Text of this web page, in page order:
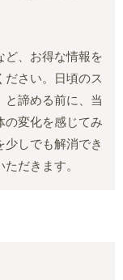
ど、お得な情報を
ださい。日頃のス
と諦める前に、当
の変化を感じてみ
しでも解消でき
だきます。